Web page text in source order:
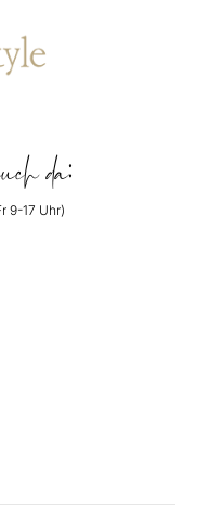
da:
9-17 Uhr)